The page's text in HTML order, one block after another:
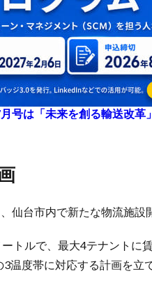
号は「未来を創る輸送改
仙台市内で新たな物流施設
トルで、最大4テナントに
温度帯に対応する計画を立